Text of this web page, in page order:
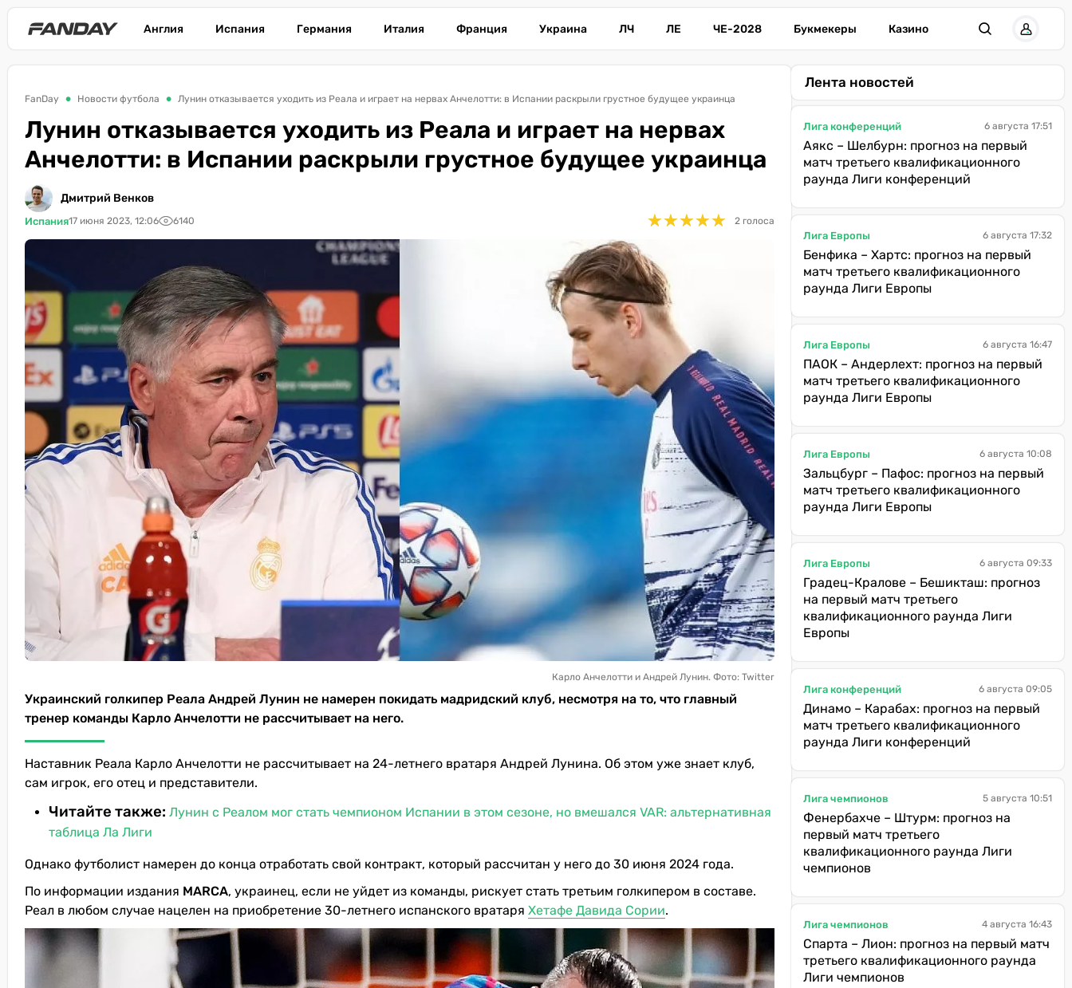
Англия Испания Германия Италия Франция Украина ЛЧ ЛЕ ЧЕ-2028 Букмекеры Казино
FanDay Новости футбола Лунин отказывается уходить из Реала и играет на нервах Анчелотти: в Испании раскрыли грустное будущее украинца
Лунин отказывается уходить из Реала и играет на нервах
Анчелотти: в Испании раскрыли грустное будущее украинца
Дмитрий Венков
Испания17 июня 2023, 12:06 6140 ★★★★★
★★★★★ 2 голоса
Карло Анчелотти и Андрей Лунин. Фото: Twitter
Украинский голкипер Реала Андрей Лунин не намерен покидать мадридский клуб, несмотря на то, что главный
тренер команды Карло Анчелотти не рассчитывает на него.
Наставник Реала Карло Анчелотти не рассчитывает на 24-летнего вратаря Андрей Лунина. Об этом уже знает клуб,
сам игрок, его отец и представители.
Читайте также: Лунин с Реалом мог стать чемпионом Испании в этом сезоне, но вмешался VAR: альтернативная
таблица Ла Лиги
Однако футболист намерен до конца отработать свой контракт, который рассчитан у него до 30 июня 2024 года.
По информации издания MARCA, украинец, если не уйдет из команды, рискует стать третьим голкипером в составе.
Реал в любом случае нацелен на приобретение 30-летнего испанского вратаря Хетафе Давида Сории.
Лента новостей
Лига конференций 6 августа 17:51
Аякс – Шелбурн: прогноз на первый
матч третьего квалификационного
раунда Лиги конференций
Лига Европы 6 августа 17:32
Бенфика – Хартс: прогноз на первый
матч третьего квалификационного
раунда Лиги Европы
Лига Европы 6 августа 16:47
ПАОК – Андерлехт: прогноз на первый
матч третьего квалификационного
раунда Лиги Европы
Лига Европы 6 августа 10:08
Зальцбург – Пафос: прогноз на первый
матч третьего квалификационного
раунда Лиги Европы
Лига Европы 6 августа 09:33
Градец-Кралове – Бешикташ: прогноз
на первый матч третьего
квалификационного раунда Лиги
Европы
Лига конференций 6 августа 09:05
Динамо – Карабах: прогноз на первый
матч третьего квалификационного
раунда Лиги конференций
Лига чемпионов 5 августа 10:51
Фенербахче – Штурм: прогноз на
первый матч третьего
квалификационного раунда Лиги
чемпионов
Лига чемпионов 4 августа 16:43
Спарта – Лион: прогноз на первый матч
третьего квалификационного раунда
Лиги чемпионов